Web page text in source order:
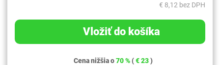
€ 8,12 bez DPH
Vložiť do košíka
Cena nižšia o70 % (€ 23)